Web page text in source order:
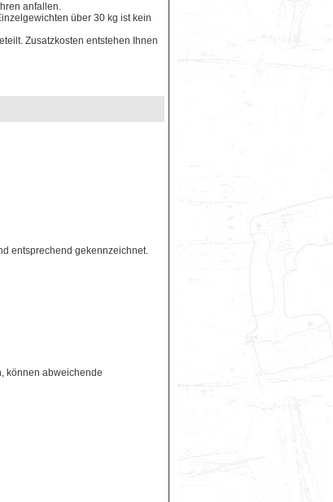
anfallen.
über 30 kg ist kein
Zusatzkosten entstehen Ihnen
entsprechend gekennzeichnet.
können abweichende